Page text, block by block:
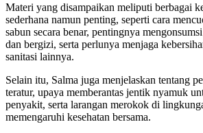
Materi yang disampaikan meliputi berbagai
sederhana namun penting, seperti cara
sabun secara benar, pentingnya
dan bergizi, serta perlunya menjaga
sanitasi lainnya.
Selain itu, Salma juga menjelaskan tentang
teratur, upaya memberantas jentik nyamuk
penyakit, serta larangan merokok di
memengaruhi kesehatan bersama.